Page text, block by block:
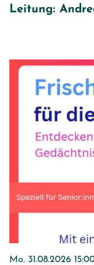
Leitung:
Mo. 31.08.2026